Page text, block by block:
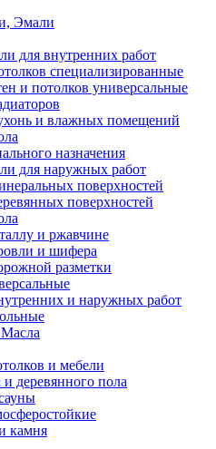
Эмали
для внутренних работ
специализированные
и потолков универсальные
и влажных помещений
назначения
для наружных работ
поверхностей
поверхностей
и ржавчине
и шифера
разметки
и наружных работ
и мебели
и деревянного пола
камня